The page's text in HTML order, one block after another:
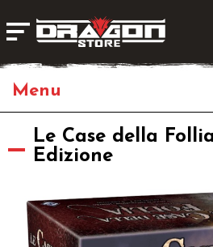
Giochi da Tavolo
Librigame
Le Case della
Edizione